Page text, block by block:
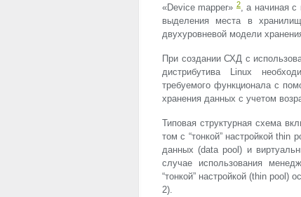
«Device mapper» 2, а начиная с
выделения места в
двухуровневой модели
При создании СХД с
дистрибутива Linux
требуемого функционала с
хранения данных с учетом
Типовая структурная схема
том с “тонкой” настройкой
данных (data pool) и
случае использования
“тонкой” настройкой (thin pool)
2).